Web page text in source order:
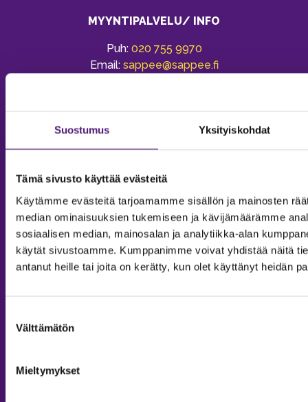
Suostumus Yksityiskohdat
Tämä sivusto käyttää evästeitä
Käytämme evästeitä tarjoamamme sisällön ja mainosten
median ominaisuuksien tukemiseen ja kävijämäärämme
sosiaalisen median, mainosalan ja analytiikka-alan
käytät sivustoamme. Kumppanimme voivat yhdistää näitä
antanut heille tai joita on kerätty, kun olet käyttänyt heidän
valinta
Välttämätön
Mieltymykset
MYYNTIPALVELU/ INFO
Puh: 020 755 9970
Email: sappee@sappee.fi